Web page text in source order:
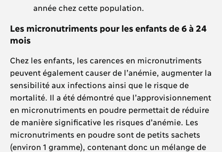
année chez cette population.
Les micronutriments pour les enfants de 6 à 24
mois
Chez les enfants, les carences en micronutriments
peuvent également causer de l’anémie, augmenter la
sensibilité aux infections ainsi que le risque de
mortalité. Il a été démontré que l’approvisionnement
en micronutriments en poudre permettait de réduire
de manière significative les risques d’anémie. Les
micronutriments en poudre sont de petits sachets
(environ 1 gramme), contenant donc un mélange de